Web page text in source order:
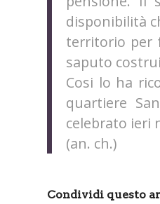
disponibilità
territorio per
saputo
Cosi lo ha
quartiere
celebrato ieri
(an. ch.)
Condividi questo